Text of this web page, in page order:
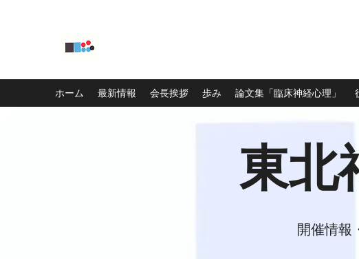
ホーム 最新情報 会長挨拶 歩み 論文集「臨床神経心理」
東北
開催情報